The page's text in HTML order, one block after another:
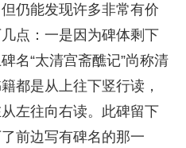
仍能发现许多非常有价
点：一是因为碑体剩下
名“太清宫斋醮记”尚称清
都是从上往下竖行读，
左往向右读。此碑留下
前边写有碑名的那一